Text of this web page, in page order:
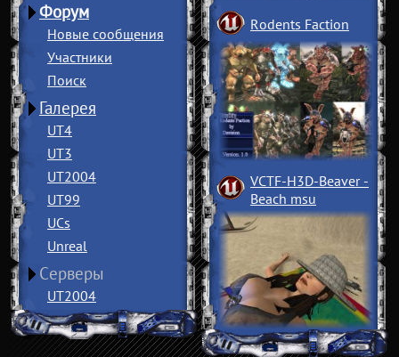
Форум
Новые сообщения
Участники
Поиск
Галерея
UT4
UT3
UT2004
UT99
UCs
Unreal
Серверы
UT2004
Rodents Faction
VCTF-H3D-Beaver ­
Beach msu